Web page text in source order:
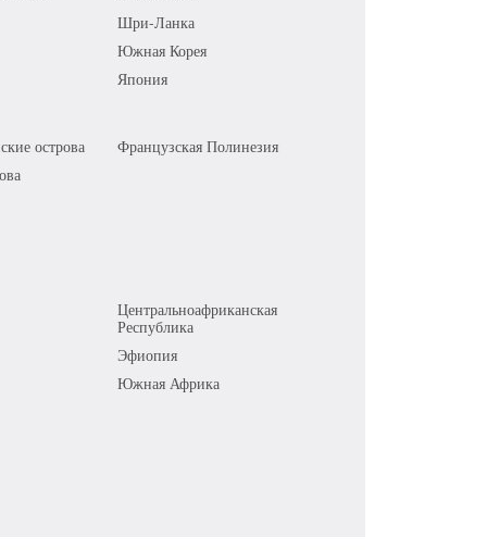
Шри-Ланка
Южная Корея
Япония
острова
Французская Полинезия
Центральноафриканская
Республика
Эфиопия
Южная Африка